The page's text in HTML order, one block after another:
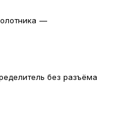
—
без разъёма